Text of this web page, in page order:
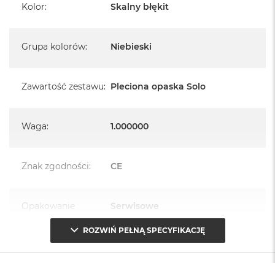
Kolor: Skalny błękit
Grupa kolorów: Niebieski
Zawartość zestawu: Pleciona opaska Solo
Waga: 1.000000
Znak zgodności: CE
Opakowanie
(pudełko):
Serwisowe
ROZWIŃ PEŁNĄ SPECYFIKACJĘ